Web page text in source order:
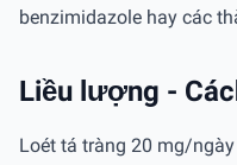
benzimidazole hay các
Liều lượng -
Loét tá tràng 20 mg/